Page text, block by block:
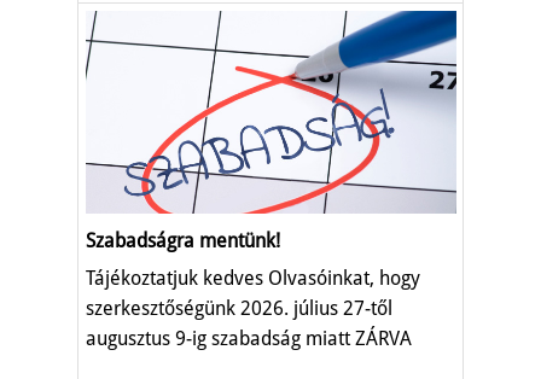
Szabadságra mentünk!
Tájékoztatjuk kedves Olvasóinkat, hogy
szerkesztőségünk 2026. július 27-től
augusztus 9-ig szabadság miatt ZÁRVA